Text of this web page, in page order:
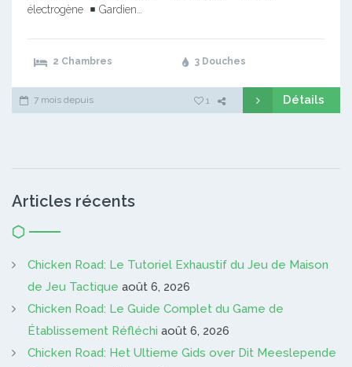
électrogène
Gardien…
2 Chambres 3 Douches
7 mois depuis 1 Détails
Articles récents
Chicken Road: Le Tutoriel Exhaustif du Jeu de Maison
de Jeu Tactique août 6, 2026
Chicken Road: Le Guide Complet du Game de
Établissement Réfléchi août 6, 2026
Chicken Road: Het Ultieme Gids over Dit Meeslepende